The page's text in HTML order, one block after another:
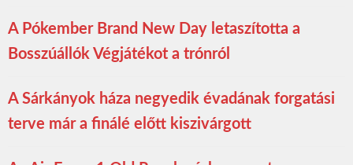
A Pókember Brand New Day letaszította a
Bosszúállók Végjátékot a trónról
A Sárkányok háza negyedik évadának forgatási
terve már a finálé előtt kiszivárgott